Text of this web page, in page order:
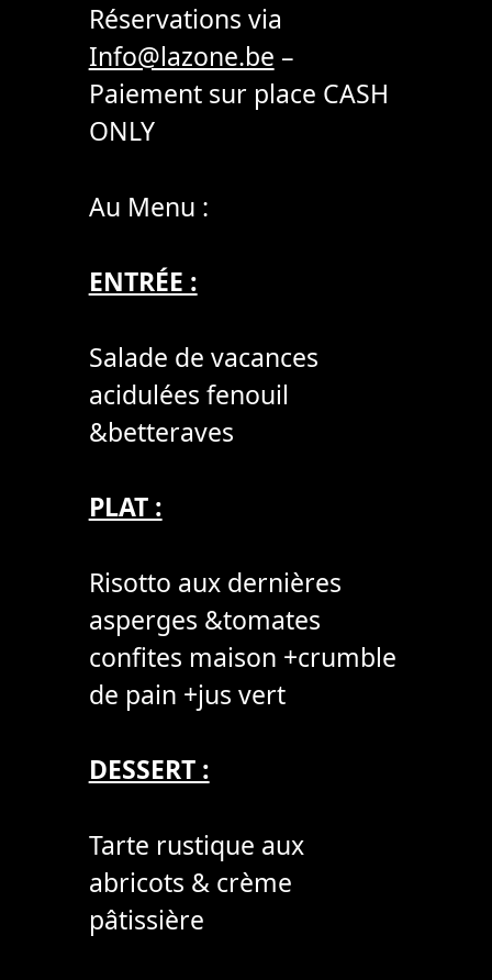
Réservations via
Info@lazone.be –
Paiement sur place CASH
ONLY
Au Menu :
ENTRÉE :
Salade de vacances
acidulées fenouil
&betteraves
PLAT :
Risotto aux dernières
asperges &tomates
confites maison +crumble
de pain +jus vert
DESSERT :
Tarte rustique aux
abricots & crème
pâtissière